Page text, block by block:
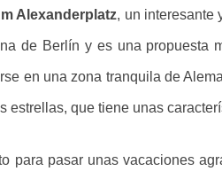
Alexanderplatz, un interesante
de Berlín y es una propuesta
en una zona tranquila de
estrellas, que tiene unas
para pasar unas vacaciones